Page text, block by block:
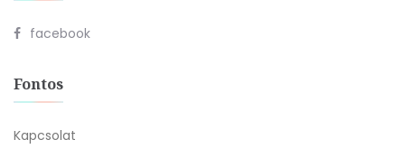
facebook
Fontos
Kapcsolat